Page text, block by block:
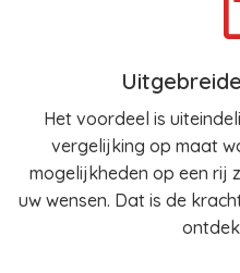
Het voordeel is
vergelijking op maat
mogelijkheden op een rij
uw wensen. Dat is de